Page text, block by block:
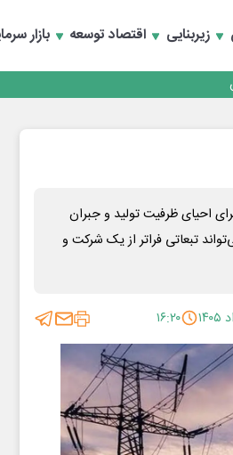
زیربنایی اقتصاد توسعه بازار
انرژی‌های نو و تجدیدپذیر با حضور
احیای ظرفیت تولید و جبران
تبعاتی فراتر از یک شرکت و
۱۶:۲۰